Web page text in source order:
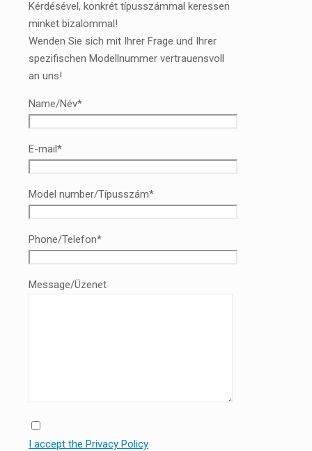
Kérdésével, konkrét típusszámmal keressen
minket bizalommal!
Wenden Sie sich mit Ihrer Frage und Ihrer
spezifischen Modellnummer vertrauensvoll
an uns!
Name/Név*
E-mail*
Model number/Típusszám*
Phone/Telefon*
Message/Üzenet
I accept the Privacy Policy